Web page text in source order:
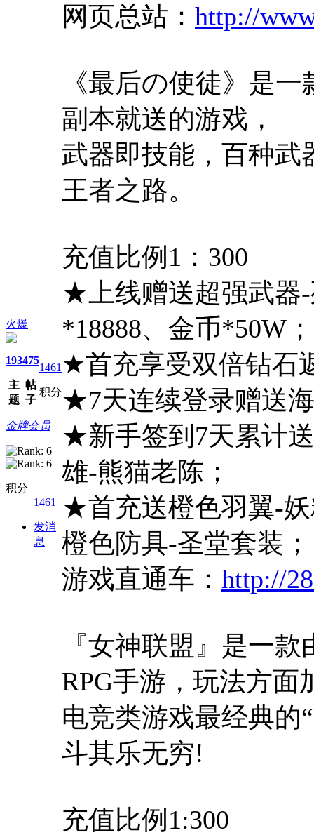
火爆
193
主
题
475
帖
子
1461
积分
金牌会员
积分
1461
发消
息
网页总站： http://
《最后の使徒》是
副本就送的游戏，
武器即技能，百种武
王者之路。
充值比例1：300
★上线赠送超强武器
*18888、金币*50W；
★首充享受双倍钻石
★7天连续登录赠送
★新手签到7天累计
雄-熊猫老陈；
★首充送橙色羽翼-
橙色防具-圣堂套装；
游戏直通车： http://
『女神联盟』是一
RPG手游，玩法方面
电竞类游戏最经典的
斗其乐无穷!
充值比例1:300